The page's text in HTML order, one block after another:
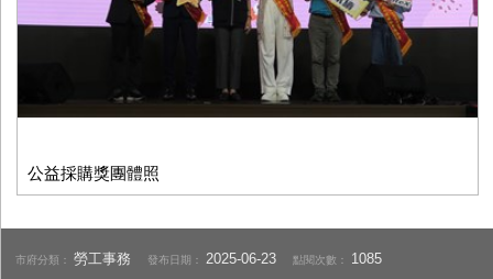
公益採購獎團體照
市府分類：勞工事務 發布日期：2025-06-23 點閱次數： 1085